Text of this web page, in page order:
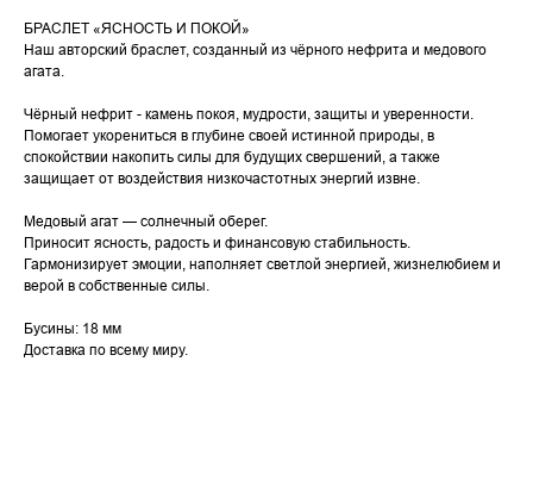
БРАСЛЕТ «ЯСНОСТЬ И ПОКОЙ»
Наш авторский браслет, созданный из чёрного нефрита и медового
агата.
Чёрный нефрит - камень покоя, мудрости, защиты и уверенности.
Помогает укорениться в глубине своей истинной природы, в
спокойствии накопить силы для будущих свершений, а также
защищает от воздействия низкочастотных энергий извне.
Медовый агат — солнечный оберег.
Приносит ясность, радость и финансовую стабильность.
Гармонизирует эмоции, наполняет светлой энергией, жизнелюбием и
верой в собственные силы.
Бусины: 18 мм
Доставка по всему миру.